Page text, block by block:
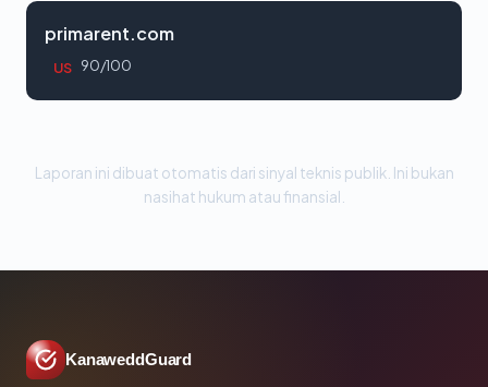
primarent.com
US 90/100
Laporan ini dibuat otomatis dari sinyal teknis publik. Ini bukan
nasihat hukum atau finansial.
KanaweddGuard